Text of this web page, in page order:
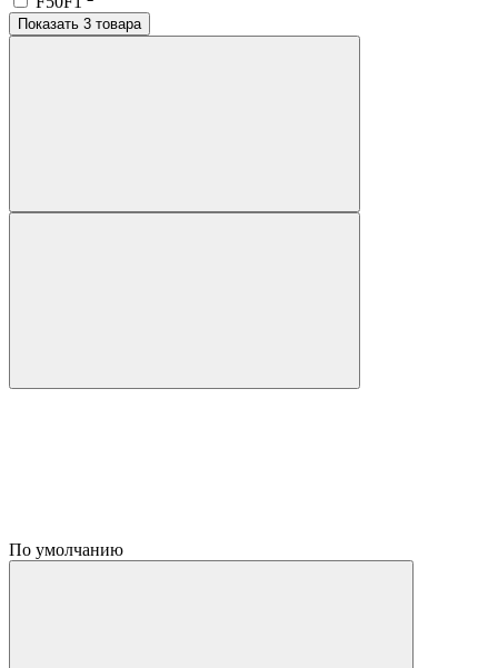
Показать 3 товара
По умолчанию